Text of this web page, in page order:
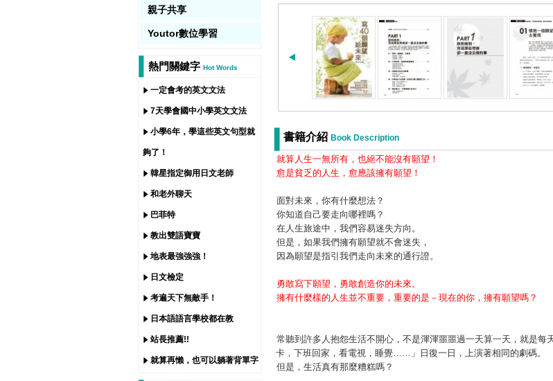
親子共享
Youtor數位學習
熱門關鍵字 Hot Words
一定會考的英文文法
7天學會國中小學英文文法
小學6年，學這些英文句型就
夠了！
韓星指定御用日文老師
和老外聊天
巴菲特
教出雙語寶寶
地表最強強強！
日文檢定
考遍天下無敵手！
日本語語言學校都在教
站長推薦!!
就算再懶，也可以躺著背單字
書籍介紹 Book Description
就算人生一無所有，也絕不能沒有願望！
愈是貧乏的人生，愈應該擁有願望！
面對未來，你有什麼想法？
你知道自己要走向哪裡嗎？
在人生旅途中，我們容易迷失方向。
但是，如果我們擁有願望就不會迷失，
因為願望是指引我們走向未來的通行證。
勇敢寫下願望，勇敢創造你的未來。
擁有什麼樣的人生並不重要，重要的是－現在的你，擁有願望嗎？
常聽到許多人抱怨生活不開心，不是渾渾噩噩過一天算一天，就是每
卡，下班回家，看電視，睡覺……」日復一日，上演著相同的劇碼。
但是，生活真有那麼糟糕嗎？